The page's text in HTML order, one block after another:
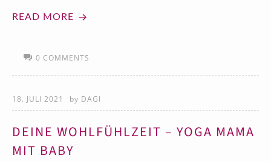
READ MORE
0 COMMENTS
18. JULI 2021 by DAGI
DEINE WOHLFÜHLZEIT – YOGA MAMA
MIT BABY